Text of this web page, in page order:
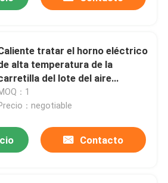
tratar el horno eléctrico
alta temperatura de la
del lote del aire
para las piezas
：1
：negotiable
Contacto